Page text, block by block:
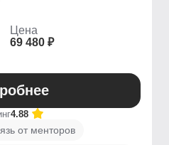
Цена
69 480 ₽
4.88
от менторов